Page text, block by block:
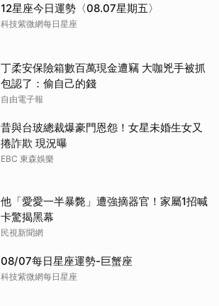
12星座今日運勢〈08.07星期五〉
科技紫微網每日星座
丁柔安保險箱數百萬現金遭竊 大咖兇手被抓
包認了：偷自己的錢
自由電子報
昔與台玻總裁爆豪門恩怨！女星未婚生女又
捲詐欺 現況曝
EBC 東森娛樂
他「愛愛一半暴斃」遭強摘器官！家屬1招喊
卡驚揭黑幕
民視新聞網
08/07每日星座運勢-巨蟹座
科技紫微網每日星座